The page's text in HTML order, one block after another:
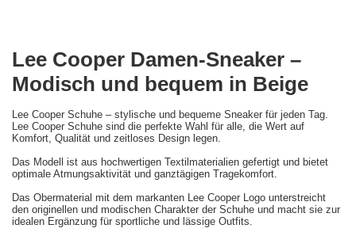
Lee Cooper Damen-Sneaker –
Modisch und bequem in Beige
Lee Cooper Schuhe – stylische und bequeme Sneaker für jeden Tag.
Lee Cooper Schuhe sind die perfekte Wahl für alle, die Wert auf
Komfort, Qualität und zeitloses Design legen.
Das Modell ist aus hochwertigen Textilmaterialien gefertigt und bietet
optimale Atmungsaktivität und ganztägigen Tragekomfort.
Das Obermaterial mit dem markanten Lee Cooper Logo unterstreicht
den originellen und modischen Charakter der Schuhe und macht sie zur
idealen Ergänzung für sportliche und lässige Outfits.